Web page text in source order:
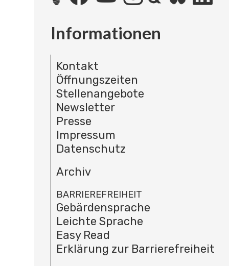
Informationen
Kontakt
Öffnungszeiten
Stellenangebote
Newsletter
Presse
Impressum
Datenschutz
Archiv
BARRIEREFREIHEIT
Gebärdensprache
Leichte Sprache
Easy Read
Erklärung zur Barrierefreiheit